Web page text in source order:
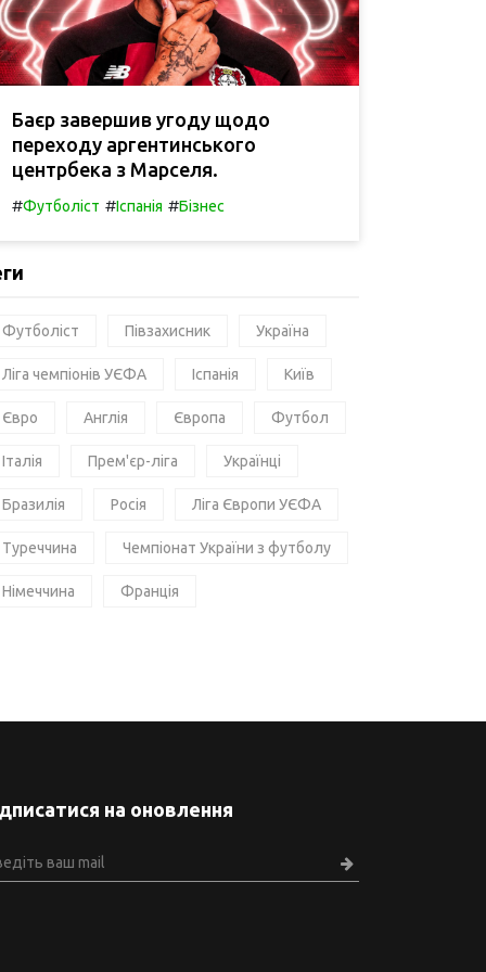
Баєр завершив угоду щодо
переходу аргентинського
центрбека з Марселя.
#Футболіст #Іспанія #Бізнес
Футболіст Півзахисник Україна
Ліга чемпіонів УЄФА Іспанія Київ
Євро Англія Європа Футбол
Італія Прем'єр-ліга Українці
Бразилія Росія Ліга Європи УЄФА
Туреччина Чемпіонат України з футболу
Німеччина Франція
на оновлення